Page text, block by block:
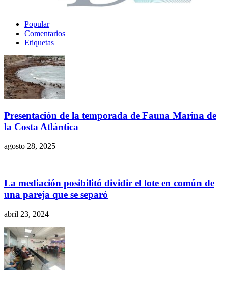
Popular
Comentarios
Etiquetas
Presentación de la temporada de Fauna Marina de
la Costa Atlántica
agosto 28, 2025
La mediación posibilitó dividir el lote en común de
una pareja que se separó
abril 23, 2024